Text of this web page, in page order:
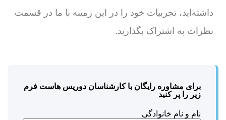
داشته‌اید، تجربیات خود را در این زمینه با ما در قسمت
نظرات به اشتراک بگذارید.
برای مشاوره رایگان با کارشناسان دوریس هاست فرم
زیر را پر کنید
نام و نام خانوادگی